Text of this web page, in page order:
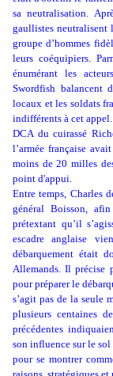
sa neutralisation.
gaullistes neutralisent
groupe d’hommes
leurs coéquipiers.
énumérant les
Swordfish balancent
locaux et les soldats
indifférents à cet
DCA du cuirassé
l’armée française
moins de 20 milles
point d'appui.
Entre temps, Charles
général Boisson,
prétextant qu’il
escadre anglaise
débarquement était
Allemands. Il précise
pour préparer le
s’agit pas de la seule
plusieurs centaines
précédentes
son influence sur le
pour se montrer